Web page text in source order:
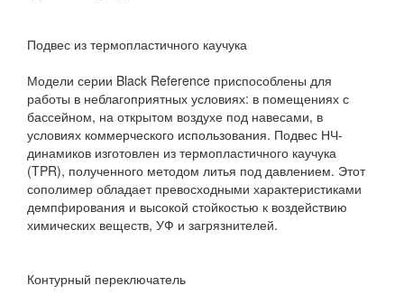
Подвес из термопластичного каучука
Модели серии Black Reference приспособлены для
работы в неблагоприятных условиях: в помещениях с
бассейном, на открытом воздухе под навесами, в
условиях коммерческого использования. Подвес НЧ-
динамиков изготовлен из термопластичного каучука
(TPR), полученного методом литья под давлением. Этот
сополимер обладает превосходными характеристиками
демпфирования и высокой стойкостью к воздействию
химических веществ, УФ и загрязнителей.
Контурный переключатель